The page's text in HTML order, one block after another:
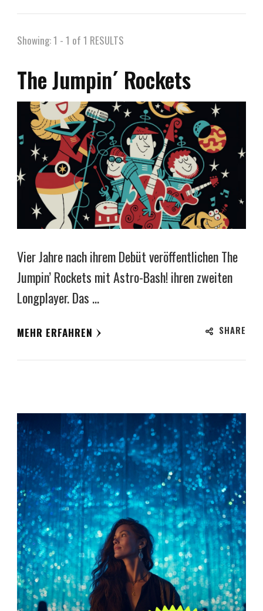
Showing: 1 - 1 of 1 RESULTS
The Jumpin´ Rockets
Vier Jahre nach ihrem Debüt veröffentlichen The
Jumpin’ Rockets mit Astro-Bash! ihren zweiten
Longplayer. Das …
MEHR ERFAHREN SHARE